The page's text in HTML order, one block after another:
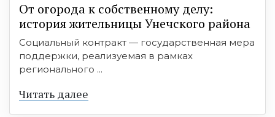
От огорода к собственному делу:
история жительницы Унечского района
Социальный контракт — государственная мера
поддержки, реализуемая в рамках
регионального ...
Читать далее